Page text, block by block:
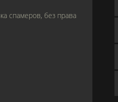
спамеров, без права